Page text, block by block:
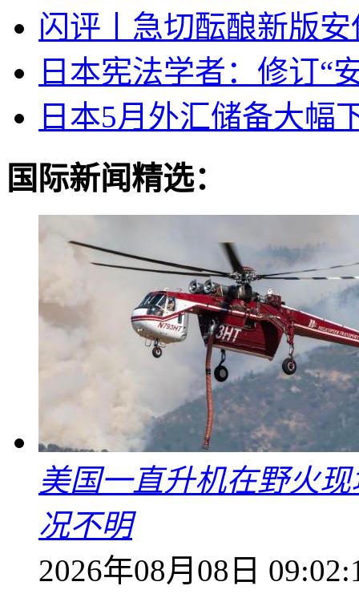
闪评丨急切酝酿新版
日本宪法学者：修订“
日本5月外汇储备大幅
国际新闻精选：
美国一直升机在野火
况不明
2026年08月08日